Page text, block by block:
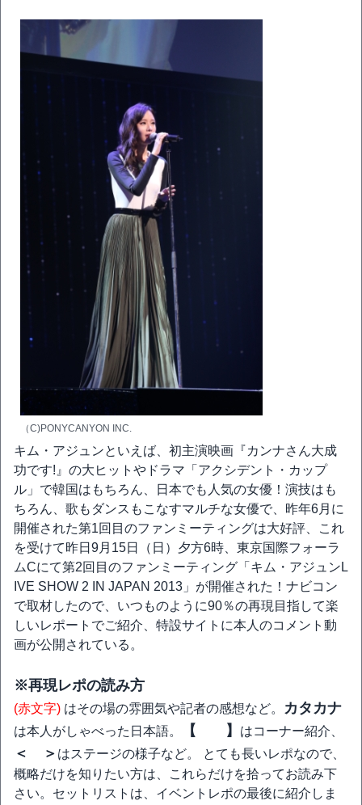
（C)PONYCANYON INC.
キム・アジュンといえば、初主演映画『カンナさん大成
功です!』の大ヒットやドラマ「アクシデント・カップ
ル」で韓国はもちろん、日本でも人気の女優！演技はも
ちろん、歌もダンスもこなすマルチな女優で、昨年6月に
開催された第1回目のファンミーティングは大好評、これ
を受けて昨日9月15日（日）夕方6時、東京国際フォーラ
ムCにて第2回目のファンミーティング「キム・アジュンL
IVE SHOW 2 IN JAPAN 2013」が開催された！ナビコン
で取材したので、いつものように90％の再現目指して楽
しいレポートでご紹介、特設サイトに本人のコメント動
画が公開されている。
※再現レポの読み方
(赤文字) はその場の雰囲気や記者の感想など。 カタカナ
は本人がしゃべった日本語。 【 】 はコーナー紹介、
＜ ＞ はステージの様子など。 とても長いレポなので、
概略だけを知りたい方は、これらだけを拾ってお読み下
さい。セットリストは、イベントレポの最後に紹介しま